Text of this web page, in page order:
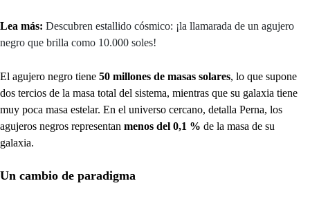
Lea más: Descubren estallido cósmico: ¡la llamarada de un agujero
negro que brilla como 10.000 soles!
El agujero negro tiene 50 millones de masas solares, lo que supone
dos tercios de la masa total del sistema, mientras que su galaxia tiene
muy poca masa estelar. En el universo cercano, detalla Perna, los
agujeros negros representan menos del 0,1 % de la masa de su
galaxia.
Un cambio de paradigma